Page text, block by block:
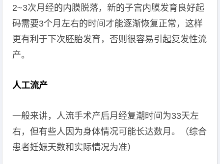
2~3次月经的内膜脱落，新的子宫内膜发育良好起
码需要3个月左右的时间才能逐渐恢复正常，这样
更有利于下次胚胎发育，否则很容易引起复发性流
产。
人工流产
一般来讲，人流手术产后月经复潮时间为33天左
右，但有些人因为身体情况可能长达数月。（综合
患者妊娠天数和实际情况为准）